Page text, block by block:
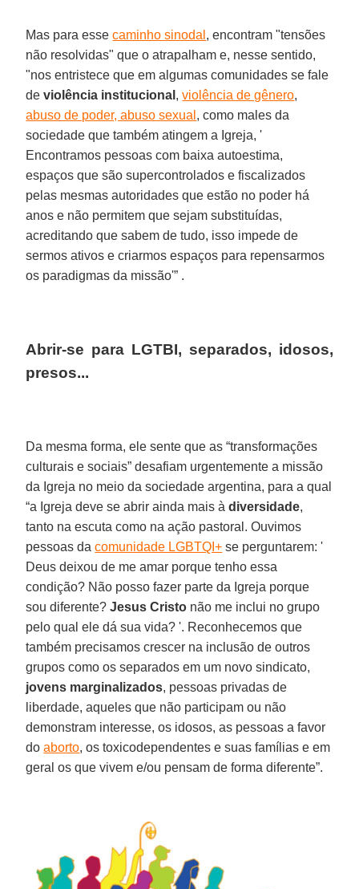
Mas para essecaminho sinodal , encontram "tensões
não resolvidas" que o atrapalham e, nesse sentido,
"nos entristece que em algumas comunidades se fale
deviolência institucional ,violência de gênero,
abuso de poder, abuso sexual , como males da
sociedade que também atingem a Igreja, '
Encontramos pessoas com baixa autoestima,
espaços que são supercontrolados e fiscalizados
pelas mesmas autoridades que estão no poder há
anos e não permitem que sejam substituídas,
acreditando que sabem de tudo, isso impede de
sermos ativos e criarmos espaços para repensarmos
os paradigmas da missão'” .
Abrir-se para LGTBI, separados, idosos,
presos...
Da mesma forma, ele sente que as “transformações
culturais e sociais” desafiam urgentemente a missão
da Igreja no meio da sociedade argentina, para a qual
“a Igreja deve se abrir ainda mais àdiversidade,
tanto na escuta como na ação pastoral. Ouvimos
pessoas dacomunidade LGBTQI+ se perguntarem: '
Deus deixou de me amar porque tenho essa
condição? Não posso fazer parte da Igreja porque
sou diferente?Jesus Cristo não me inclui no grupo
pelo qual ele dá sua vida? '. Reconhecemos que
também precisamos crescer na inclusão de outros
grupos como os separados em um novo sindicato,
jovens marginalizados, pessoas privadas de
liberdade, aqueles que não participam ou não
demonstram interesse, os idosos, as pessoas a favor
doaborto, os toxicodependentes e suas famílias e em
geral os que vivem e/ou pensam de forma diferente”.